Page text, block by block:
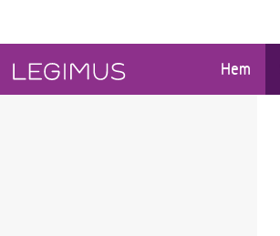
Hem